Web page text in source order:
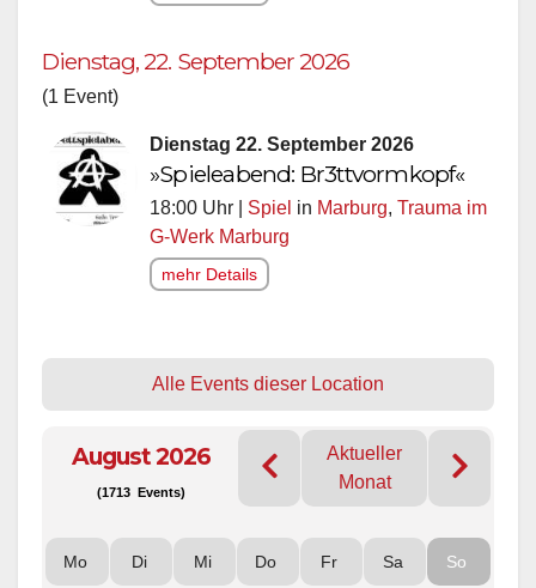
Dienstag, 22. September 2026
(1 Event)
Dienstag 22. September 2026
»Spieleabend: Br3ttvormkopf«
18:00 Uhr | Spiel in Marburg, Trauma im
G-Werk Marburg
mehr Details
Alle Events dieser Location
August 2026
(1713 Events)
Aktueller
Monat
Mo Di Mi Do Fr Sa So